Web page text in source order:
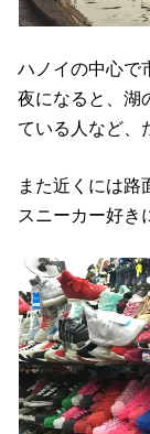
ハノイの中心で
夜になると、湖
ている人など、
また近くには路
スニーカー好き